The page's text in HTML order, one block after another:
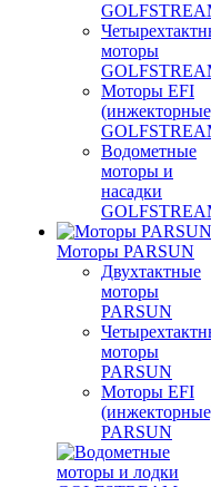
моторы
Моторы EFI
Водометные
моторы и
насадки
Моторы PARSUN
Двухтактные
моторы
PARSUN
моторы
PARSUN
Моторы EFI
PARSUN